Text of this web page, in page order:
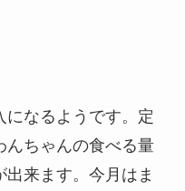
なるようです。定
んちゃんの食べる量
来ます。今月はま